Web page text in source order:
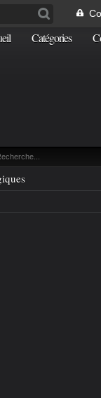
Catégories